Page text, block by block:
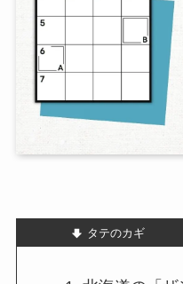
タテのカギ